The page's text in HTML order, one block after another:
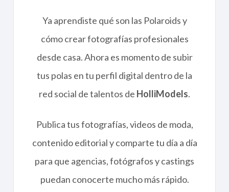
Ya aprendiste qué son las Polaroids y
cómo crear fotografías profesionales
desde casa. Ahora es momento de subir
tus polas en tu perfil digital dentro de la
red social de talentos de HolliModels.
Publica tus fotografías, videos de moda,
contenido editorial y comparte tu día a día
para que agencias, fotógrafos y castings
puedan conocerte mucho más rápido.